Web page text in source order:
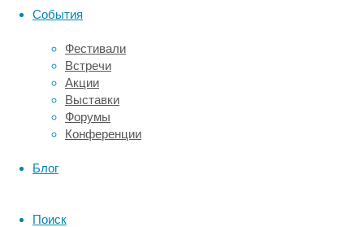
События
Фестивали
Встречи
Акции
Выставки
Форумы
Конференции
Блог
Поиск
часто
фигурирует
взрослый
контингент.